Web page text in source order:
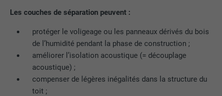
Les couches de séparation peuvent :
protéger le voligeage ou les panneaux dérivés du bois
de l’humidité pendant la phase de construction ;
améliorer l’isolation acoustique (= découplage
acoustique) ;
compenser de légères inégalités dans la structure du
toit ;
NOM
EXPIRATION 1 jour